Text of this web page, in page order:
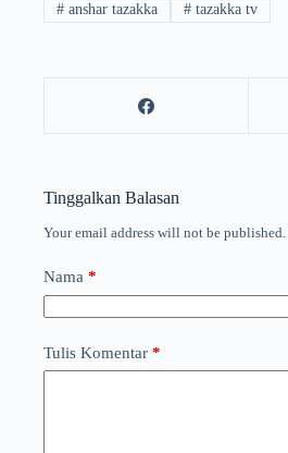
#anshar tazakka #tazakka tv
Tinggalkan Balasan
Your email address will not be published.
Nama *
Tulis Komentar *